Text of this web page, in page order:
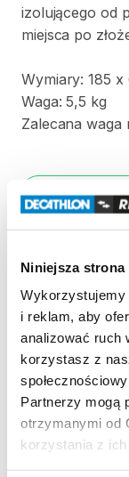
Niniejsza
Wykorzystujemy
i reklam, aby
analizować ruch
korzystasz z
Partnerzy mogą
otrzymanymi od
korzystania z ich
izolującego od
miejsca po
Wymiary: 185 x
Waga: 5​,​5 kg
Zalecana waga
Strona
REGULAMIN
Regulamin
KAUCJA
Nie pobieramy